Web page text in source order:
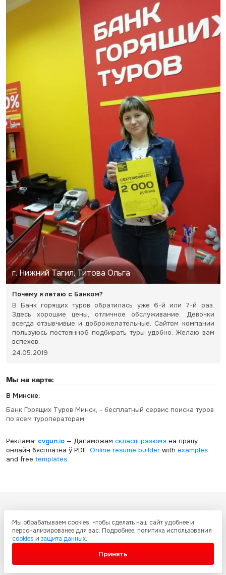
г. Нижний Тагил, Титова Ольга
Почему я летаю с Банком?
В Банк горящих туров обратилась уже 6-й или 7-й раз.
Здесь хорошие цены, отличное обслуживание. Девочки
всегда отзывчивые и доброжелательные. Сайтом компании
пользуюсь постоянно6 подбирать туры удобно. Желаю вам
вспехов.
24.05.2019
Мы на карте:
В Минске:
Банк Горящих Туров Минск, - бесплатный сервис поиска туров
по всем туроператорам
Реклама: cvgun.io— Дапаможам скласці рэзюмэ на працу
онлайн бясплатна ў PDF. Online resume builderwith examples
and free templates.
графическое содержание, структуру и оформление страниц защищены
международными соглашениями и законодательством Украины об
охране авторских прав и интеллектуальной собственности. Любое
копирование и распространение материалов сайта без письменного
Мы обрабатываем cookies, чтобы сделать наш сайт удобнее и
персонализированее для вас. Подробнее: политика использования
cookies и защита данных.
Принять